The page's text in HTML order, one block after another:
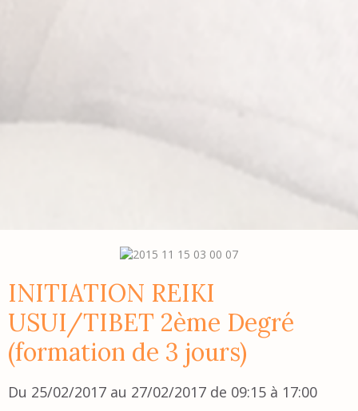
INITIATION REIKI
USUI/TIBET 2ème Degré
(formation de 3 jours)
Du 25/02/2017 au 27/02/2017 de 09:15 à 17:00